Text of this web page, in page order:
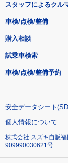
スタッフによるクル
車検/点検/整備
購入相談
試乗車検索
車検/点検/整備予約
安全データシート
個人情報について
株式会社 スズキ自販
909990030621号